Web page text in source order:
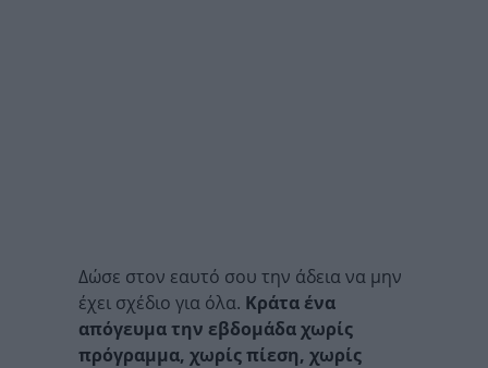
Δώσε στον εαυτό σου την άδεια να μην
έχει σχέδιο για όλα. Κράτα ένα
απόγευμα την εβδομάδα χωρίς
πρόγραμμα, χωρίς πίεση, χωρίς